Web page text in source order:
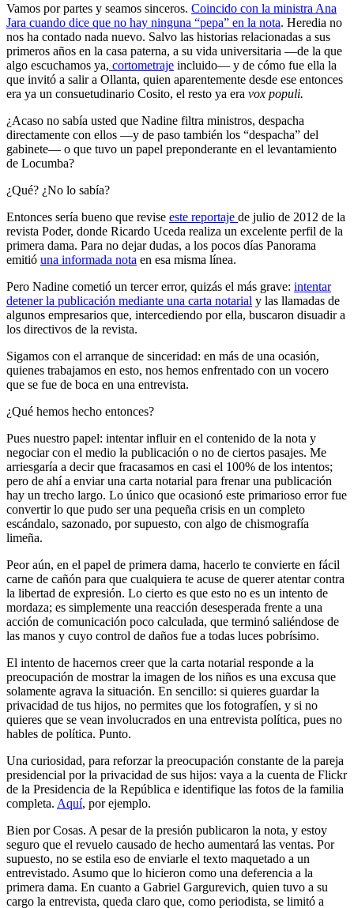
Vamos por partes y seamos sinceros. Coincido con la ministra Ana
Jara cuando dice que no hay ninguna “pepa” en la nota. Heredia no
nos ha contado nada nuevo. Salvo las historias relacionadas a sus
primeros años en la casa paterna, a su vida universitaria —de la que
algo escuchamos ya, cortometraje incluido— y de cómo fue ella la
que invitó a salir a Ollanta, quien aparentemente desde ese entonces
era ya un consuetudinario Cosito, el resto ya era vox populi.
¿Acaso no sabía usted que Nadine filtra ministros, despacha
directamente con ellos —y de paso también los “despacha” del
gabinete— o que tuvo un papel preponderante en el levantamiento
de Locumba?
¿Qué? ¿No lo sabía?
Entonces sería bueno que revise este reportaje de julio de 2012 de la
revista Poder, donde Ricardo Uceda realiza un excelente perfil de la
primera dama. Para no dejar dudas, a los pocos días Panorama
emitió una informada nota en esa misma línea.
Pero Nadine cometió un tercer error, quizás el más grave: intentar
detener la publicación mediante una carta notarial y las llamadas de
algunos empresarios que, intercediendo por ella, buscaron disuadir a
los directivos de la revista.
Sigamos con el arranque de sinceridad: en más de una ocasión,
quienes trabajamos en esto, nos hemos enfrentado con un vocero
que se fue de boca en una entrevista.
¿Qué hemos hecho entonces?
Pues nuestro papel: intentar influir en el contenido de la nota y
negociar con el medio la publicación o no de ciertos pasajes. Me
arriesgaría a decir que fracasamos en casi el 100% de los intentos;
pero de ahí a enviar una carta notarial para frenar una publicación
hay un trecho largo. Lo único que ocasionó este primarioso error fue
convertir lo que pudo ser una pequeña crisis en un completo
escándalo, sazonado, por supuesto, con algo de chismografía
limeña.
Peor aún, en el papel de primera dama, hacerlo te convierte en fácil
carne de cañón para que cualquiera te acuse de querer atentar contra
la libertad de expresión. Lo cierto es que esto no es un intento de
mordaza; es simplemente una reacción desesperada frente a una
acción de comunicación poco calculada, que terminó saliéndose de
las manos y cuyo control de daños fue a todas luces pobrísimo.
El intento de hacernos creer que la carta notarial responde a la
preocupación de mostrar la imagen de los niños es una excusa que
solamente agrava la situación. En sencillo: si quieres guardar la
privacidad de tus hijos, no permites que los fotografíen, y si no
quieres que se vean involucrados en una entrevista política, pues no
hables de política. Punto.
Una curiosidad, para reforzar la preocupación constante de la pareja
presidencial por la privacidad de sus hijos: vaya a la cuenta de Flickr
de la Presidencia de la República e identifique las fotos de la familia
completa. Aquí, por ejemplo.
Bien por Cosas. A pesar de la presión publicaron la nota, y estoy
seguro que el revuelo causado de hecho aumentará las ventas. Por
supuesto, no se estila eso de enviarle el texto maquetado a un
entrevistado. Asumo que lo hicieron como una deferencia a la
primera dama. En cuanto a Gabriel Gargurevich, quien tuvo a su
cargo la entrevista, queda claro que, como periodista, se limitó a